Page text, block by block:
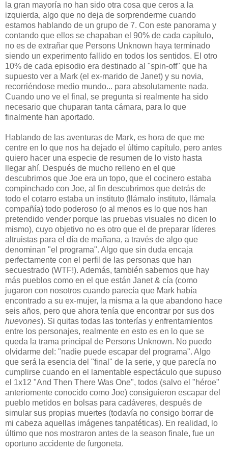
la gran mayoría no han sido otra cosa que ceros a la
izquierda, algo que no deja de sorprenderme cuando
estamos hablando de un grupo de 7. Con este panorama y
contando que ellos se chapaban el 90% de cada capítulo,
no es de extrañar que Persons Unknown haya terminado
siendo un experimento fallido en todos los sentidos. El otro
10% de cada episodio era destinado al "spin-off" que ha
supuesto ver a Mark (el ex-marido de Janet) y su novia,
recorriéndose medio mundo... para absolutamente nada.
Cuando uno ve el final, se pregunta si realmente ha sido
necesario que chuparan tanta cámara, para lo que
finalmente han aportado.
Hablando de las aventuras de Mark, es hora de que me
centre en lo que nos ha dejado el último capítulo, pero antes
quiero hacer una especie de resumen de lo visto hasta
llegar ahí. Después de mucho relleno en el que
descubrimos que Joe era un topo, que el cocinero estaba
compinchado con Joe, al fin descubrimos que detrás de
todo el cotarro estaba un instituto (llámalo instituto, llámala
compañía) todo poderoso (o al menos es lo que nos han
pretendido vender porque las pruebas visuales no dicen lo
mismo), cuyo objetivo no es otro que el de preparar líderes
altruistas para el día de mañana, a través de algo que
denominan "el programa". Algo que sin duda encaja
perfectamente con el perfil de las personas que han
secuestrado (WTF!). Además, también sabemos que hay
más pueblos como en el que están Janet & cía (como
jugaron con nosotros cuando parecía que Mark había
encontrado a su ex-mujer, la misma a la que abandono hace
seis años, pero que ahora tenía que encontrar por sus dos
huevones). Si quitas todas las tonterías y enfrentamientos
entre los personajes, realmente en esto es en lo que se
queda la trama principal de Persons Unknown. No puedo
olvidarme del: "nadie puede escapar del programa". Algo
que será la esencia del "final" de la serie, y que parecía no
cumplirse cuando en el lamentable espectáculo que supuso
el 1x12 "And Then There Was One", todos (salvo el "héroe"
anteriomente conocido como Joe) consiguieron escapar del
pueblo metidos en bolsas para cadáveres, después de
simular sus propias muertes (todavía no consigo borrar de
mi cabeza aquellas imágenes tanpatéticas). En realidad, lo
último que nos mostraron antes de la season finale, fue un
oportuno accidente de furgoneta.